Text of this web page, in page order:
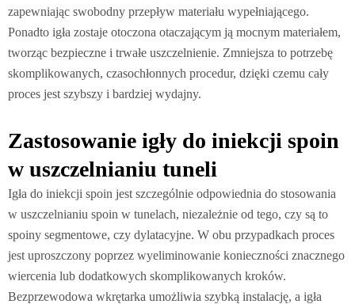
zapewniając swobodny przepływ materiału wypełniającego.
Ponadto igła zostaje otoczona otaczającym ją mocnym materiałem,
tworząc bezpieczne i trwałe uszczelnienie. Zmniejsza to potrzebę
skomplikowanych, czasochłonnych procedur, dzięki czemu cały
proces jest szybszy i bardziej wydajny.
Zastosowanie igły do iniekcji spoin
w uszczelnianiu tuneli
Igła do iniekcji spoin jest szczególnie odpowiednia do stosowania
w uszczelnianiu spoin w tunelach, niezależnie od tego, czy są to
spoiny segmentowe, czy dylatacyjne. W obu przypadkach proces
jest uproszczony poprzez wyeliminowanie konieczności znacznego
wiercenia lub dodatkowych skomplikowanych kroków.
Bezprzewodowa wkrętarka umożliwia szybką instalację, a igła